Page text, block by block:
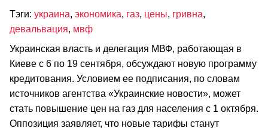
Тэги: украина, экономика, газ, цены, гривна,
девальвация, мвф
Украинская власть и делегация МВФ, работающая в
Киеве с 6 по 19 сентября, обсуждают новую программу
кредитования. Условием ее подписания, по словам
источников агентства «Украинские новости», может
стать повышение цен на газ для населения с 1 октября.
Оппозиция заявляет, что новые тарифы станут